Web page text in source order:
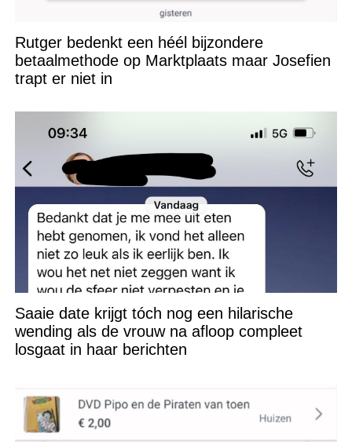
Rutger bedenkt een héél bijzondere
betaalmethode op Marktplaats maar Josefien
trapt er niet in
Saaie date krijgt tóch nog een hilarische
wending als de vrouw na afloop compleet
losgaat in haar berichten